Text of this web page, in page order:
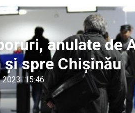
anulate de
spre Chișinău
2023 15:46